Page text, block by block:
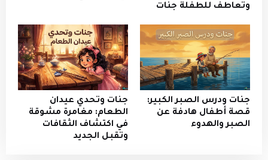
وتعاطف للطفلة جنات
جنات ودرس الصبر الكبير:
قصة أطفال هادفة عن
الصبر والهدوء
جنات وتحدي عيدان
الطعام: مغامرة مشوقة
في اكتشاف الثقافات
وتقبل الجديد